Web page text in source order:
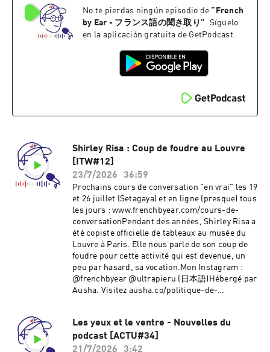
No te pierdas ningún episodio de “ French
by Ear - フランス語の聞き取り ”. Síguelo
en la aplicación gratuita de GetPodcast.
Shirley Risa : Coup de foudre au Louvre
[ITW#12]
23/7/2026
36:59
Prochains cours de conversation "en vrai" les 19
et 26 juillet (Setagaya) et en ligne (presque) tous
les jours : www.frenchbyear.com/cours-de-
conversationPendant des années, Shirley Risa a
été copiste officielle de tableaux au musée du
Louvre à Paris. Elle nous parle de son coup de
foudre pour cette activité qui est devenue, un
peu par hasard, sa vocation.Mon Instagram :
@frenchbyear @ultrapieru (日本語)Hébergé par
Ausha. Visitez ausha.co/politique-de-
Les yeux et le ventre - Nouvelles du
podcast [ACTU#34]
21/7/2026
3:42